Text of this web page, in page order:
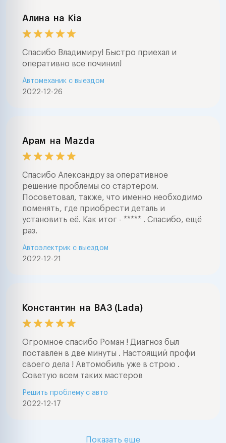
Алина на Kia
Спасибо Владимиру! Быстро приехал и
оперативно все починил!
2022-12-26
Автомеханик с выездом
Арам на Mazda
Спасибо Александру за оперативное
решение проблемы со стартером.
Посоветовал, также, что именно необходимо
поменять, где приобрести деталь и
установить её. Как итог - ***** . Спасибо, ещё
раз.
2022-12-21
Автоэлектрик с выездом
Константин на ВАЗ (Lada)
Огромное спасибо Роман ! Диагноз был
поставлен в две минуты . Настоящий профи
своего дела ! Автомобиль уже в строю .
Советую всем таких мастеров
2022-12-17
Решить проблему с авто
Показать еще